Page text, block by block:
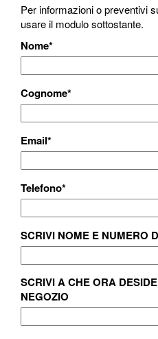
Per informazioni o preventivi
usare il modulo sottostante.
Nome*
Cognome*
Email*
Telefono*
SCRIVI NOME E NUMERO
SCRIVI A CHE ORA
NEGOZIO